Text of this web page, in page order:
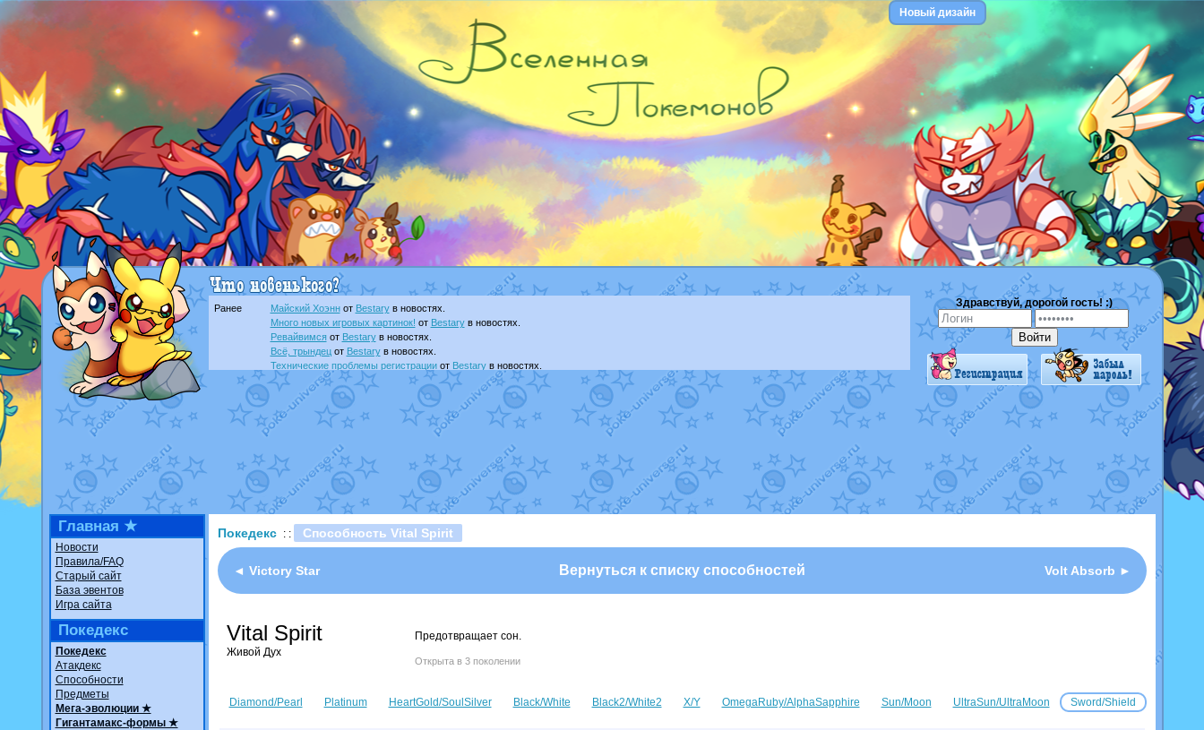
Новый дизайн
Ранее Майский Хоэннот Bestaryв новостях.
Много новых игровых картинок! от Bestaryв новостях.
Ревайвимсяот Bestaryв новостях.
Всё, трындецот Bestaryв новостях.
Технические проблемы регистрацииот Bestaryв новостях.
доброе утро славянеот Dakkuв фанарте.
Йолда и МимикьюотMavisNyanCat
в фанарте.
Недовольный котомангуст
отRandomon
в фанарте.
The Dark Wishmakerот Randomon
в фанарте.
в фанарте.
ilovearceus
Raging Boltот GraceDaFox
в фанарте.
Shadow mismagiusот
в фанарте.
художник
отvicavica в фанарте.
Здравствуй, дорогой гость! :)
Главная ★
Новости
Правила/FAQ
Старый сайт
База эвентов
Игра сайта
Покедекс
Покедекс
Атакдекс
Способности
Предметы
Мега-эволюции ★
Гигантамакс-формы ★
Покедекс : : Способность Vital Spirit
◄ Victory Star Вернуться к списку способностей Volt Absorb ►
Vital Spirit
Живой Дух
Предотвращает сон.
Открыта в 3 поколении
Diamond/Pearl Platinum HeartGold/SoulSilver Black/White Black2/White2 X/Y OmegaRuby/AlphaSapphire Sun/Moon UltraSun/UltraMoon Sword/Shield